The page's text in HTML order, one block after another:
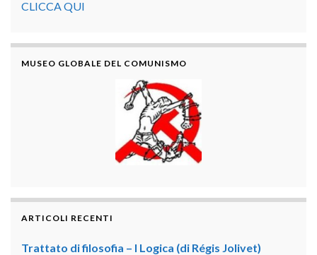
CLICCA QUI
MUSEO GLOBALE DEL COMUNISMO
ARTICOLI RECENTI
Trattato di filosofia – I Logica (di Régis Jolivet)